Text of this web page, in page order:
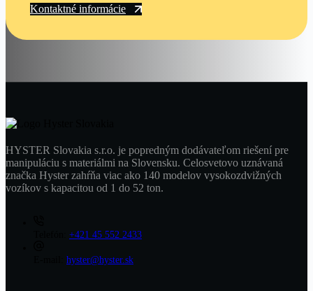
Kontaktné informácie
HYSTER Slovakia s.r.o. je popredným dodávateľom riešení pre
manipuláciu s materiálmi na Slovensku. Celosvetovo uznávaná
značka Hyster zahŕňa viac ako 140 modelov vysokozdvižných
vozíkov s kapacitou od 1 do 52 ton.
+421 45 552 2433
hyster@hyster.sk